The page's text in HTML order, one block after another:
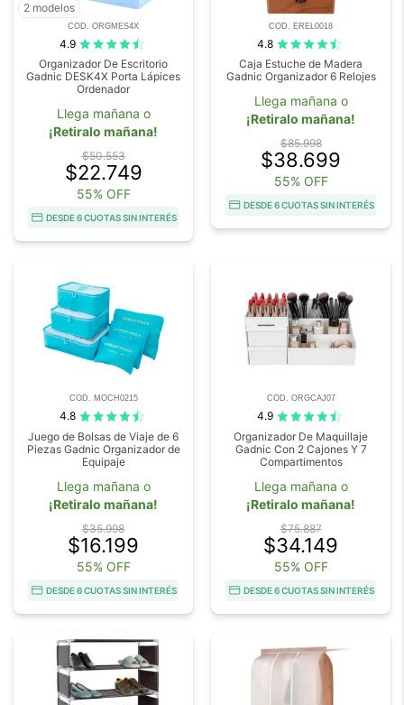
2 modelos
COD. ORGMES4X
4.9
Organizador De Escritorio
Gadnic DESK4X Porta Lápices
Ordenador
Llega mañana o
¡Retiralo mañana!
$50.553
$22.749
55% OFF
DESDE 6 CUOTAS SIN INTERÉS
COD. EREL0018
4.8
Caja Estuche de Madera
Gadnic Organizador 6 Relojes
Llega mañana o
¡Retiralo mañana!
$85.998
$38.699
55% OFF
DESDE 6 CUOTAS SIN INTERÉS
COD. MOCH0215
4.8
Juego de Bolsas de Viaje de 6
Piezas Gadnic Organizador de
Equipaje
Llega mañana o
¡Retiralo mañana!
$35.998
$16.199
55% OFF
DESDE 6 CUOTAS SIN INTERÉS
COD. ORGCAJ07
4.9
Organizador De Maquillaje
Gadnic Con 2 Cajones Y 7
Compartimentos
Llega mañana o
¡Retiralo mañana!
$75.887
$34.149
55% OFF
DESDE 6 CUOTAS SIN INTERÉS